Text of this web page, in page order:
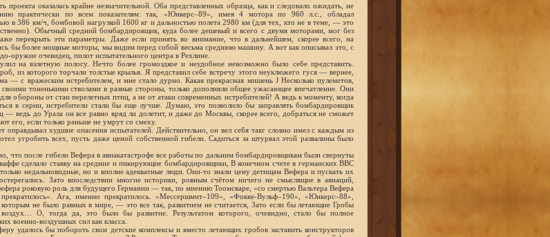
проекта оказалась крайне незначительной. Оба представленных образца, как и следовало ожидать, не
практически по всем показателям: так, «Юнкерс–89», имея 4 мотора по 960 л.с., обладал
в 386 км/ч, бомбовой нагрузкой 1600 кг и дальностью полета 2980 км (для тех, кто не в теме, — это
Обычный средний бомбардировщик, куда более дешевый и всего с двумя моторами, мог без
перекрыть эти параметры. Даже если принять во внимание, что в дальнейшем, скорее всего, на
бы более мощные моторы, мы видим перед собой весьма среднюю машину. А вот как описывал это, с
оружие очевидец, пилот испытательного центра в Рехлине.
на взлетную полосу. Нечто более громоздкое и неудобное невозможно было себе представить.
из которого торчали толстые крылья. Я представил себе встречу этого неуклюжего гуся — вернее,
— с вражеским истребителем, и мне стало дурно. Какая прекрасная мишень J Несколько пулеметов,
тоненькими стволами в разные стороны, только дополняли общее ужасающее впечатление. Они
обороны от стаи перелетных птиц, а не от атаки современных истребителей! А ведь к моменту, когда
в серии, истребители стали бы еще лучше. Думаю, это позволило бы заправлять бомбардировщик
— ведь до Урала он все равно вряд ли долетит, и даже до Москвы, скорее всего, добраться не сможет
его, если только раньше не умрут со смеху.
оправдывал худшие опасения испытателей. Действительно, он вел себя такг словно имел с каждым из
угробить всех, пусть даже ценой собственной гибели. Садиться за штурвал этой развалины было
что после гибели Вефера в авиакатастрофе все работы по дальним бомбардировщикам были свернуты
сделало ставку на средние и пикирующие бомбардировщики, В конечном счете в германских ВВС
недальновидные, но и вполне адекватные люди. Они-то знали цену детищам Вефера и пускать их
Зато впоследствии многие историки, ровным счётом ничего не смыслящие в авиаций,
роковую роль для будущего Германии — так, по мнению Тоомсваре, «со смертью Вальтера Вефера
Ага, именно прекратилось. «Мессершмит–109», «Фокке-Вульф–190», «Юнкерс–88»,
которым не было равных в мире, — это все так, развитием не считается, Зато если бы летающие Гробы
О, тогда да, это было бы развитие. Результатом которого, очевидно, стало бы полное
военно-воздушных сил как класса.
удалось бы побороть свои детские комплексы и вместо летающих гробов заставить конструкторов